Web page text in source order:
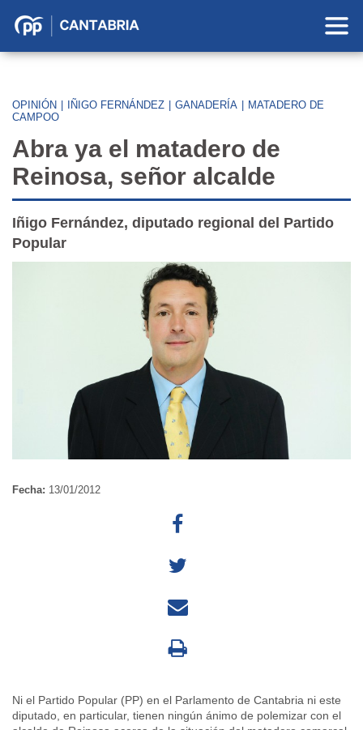
Partido
Cantabria
OPINIÓN IÑIGO FERNÁNDEZ GANADERÍA
MATADERO DE
CAMPOO
Abra ya el matadero de
Reinosa, señor alcalde
Iñigo Fernández, diputado regional del Partido
Popular
Fecha: 13/01/2012
Ni el Partido Popular (PP) en el Parlamento de Cantabria ni este
diputado, en particular, tienen ningún ánimo de polemizar con el